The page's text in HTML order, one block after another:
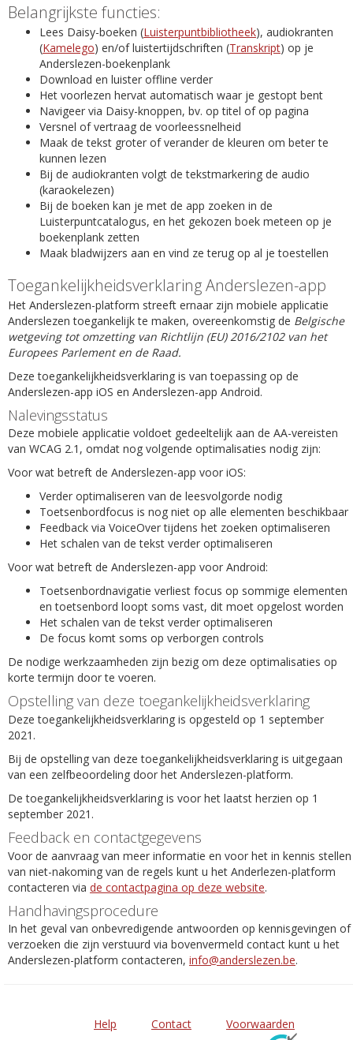
Belangrijkste functies:
Lees Daisy-boeken (Luisterpuntbibliotheek), audiokranten
(Kamelego) en/of luistertijdschriften (Transkript) op je
Anderslezen-boekenplank
Download en luister offline verder
Het voorlezen hervat automatisch waar je gestopt bent
Navigeer via Daisy-knoppen, bv. op titel of op pagina
Versnel of vertraag de voorleessnelheid
Maak de tekst groter of verander de kleuren om beter te
kunnen lezen
Bij de audiokranten volgt de tekstmarkering de audio
(karaokelezen)
Bij de boeken kan je met de app zoeken in de
Luisterpuntcatalogus, en het gekozen boek meteen op je
boekenplank zetten
Maak bladwijzers aan en vind ze terug op al je toestellen
Toegankelijkheidsverklaring Anderslezen-app
Het Anderslezen-platform streeft ernaar zijn mobiele applicatie
Anderslezen toegankelijk te maken, overeenkomstig de Belgische
wetgeving tot omzetting van Richtlijn (EU) 2016/2102 van het
Europees Parlement en de Raad.
Deze toegankelijkheidsverklaring is van toepassing op de
Anderslezen-app iOS en Anderslezen-app Android.
Nalevingsstatus
Deze mobiele applicatie voldoet gedeeltelijk aan de AA-vereisten
van WCAG 2.1, omdat nog volgende optimalisaties nodig zijn:
Voor wat betreft de Anderslezen-app voor iOS:
Verder optimaliseren van de leesvolgorde nodig
Toetsenbordfocus is nog niet op alle elementen beschikbaar
Feedback via VoiceOver tijdens het zoeken optimaliseren
Het schalen van de tekst verder optimaliseren
Voor wat betreft de Anderslezen-app voor Android:
Toetsenbordnavigatie verliest focus op sommige elementen
en toetsenbord loopt soms vast, dit moet opgelost worden
Het schalen van de tekst verder optimaliseren
De focus komt soms op verborgen controls
De nodige werkzaamheden zijn bezig om deze optimalisaties op
korte termijn door te voeren.
Opstelling van deze toegankelijkheidsverklaring
Deze toegankelijkheidsverklaring is opgesteld op 1 september
2021.
Bij de opstelling van deze toegankelijkheidsverklaring is uitgegaan
van een zelfbeoordeling door het Anderslezen-platform.
De toegankelijkheidsverklaring is voor het laatst herzien op 1
september 2021.
Feedback en contactgegevens
Voor de aanvraag van meer informatie en voor het in kennis stellen
van niet-nakoming van de regels kunt u het Anderlezen-platform
contacteren via de contactpagina op deze website.
Handhavingsprocedure
In het geval van onbevredigende antwoorden op kennisgevingen of
verzoeken die zijn verstuurd via bovenvermeld contact kunt u het
Anderslezen-platform contacteren, info@anderslezen.be.
Help Contact
Voorwaarden